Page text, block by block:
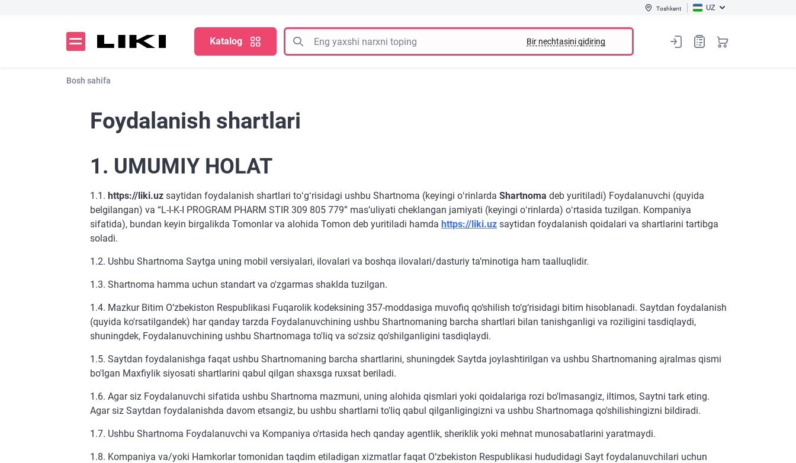
Toshkent UZ
Katalog Bir nechtasini qidiring
Bosh sahifa
Foydalanish shartlari
1. UMUMIY HOLAT
1.1. https://liki.uz saytidan foydalanish shartlari toʻgʻrisidagi ushbu Shartnoma (keyingi oʻrinlarda Shartnoma deb yuritiladi) Foydalanuvchi (quyida
belgilangan) va “L-I-K-I PROGRAM PHARM STIR 309 805 779” masʼuliyati cheklangan jamiyati (keyingi oʻrinlarda) oʻrtasida tuzilgan. Kompaniya
sifatida), bundan keyin birgalikda Tomonlar va alohida Tomon deb yuritiladi hamda https://liki.uz saytidan foydalanish qoidalari va shartlarini tartibga
soladi.
1.2. Ushbu Shartnoma Saytga uning mobil versiyalari, ilovalari va boshqa ilovalari/dasturiy taʼminotiga ham taalluqlidir.
1.3. Shartnoma hamma uchun standart va o'zgarmas shaklda tuzilgan.
1.4. Mazkur Bitim O‘zbekiston Respublikasi Fuqarolik kodeksining 357-moddasiga muvofiq qo‘shilish to‘g‘risidagi bitim hisoblanadi. Saytdan foydalanish
(quyida ko'rsatilgandek) har qanday tarzda Foydalanuvchining ushbu Shartnomaning barcha shartlari bilan tanishganligi va roziligini tasdiqlaydi,
shuningdek, Foydalanuvchining ushbu Shartnomaga to'liq va so'zsiz qo'shilganligini tasdiqlaydi.
1.5. Saytdan foydalanishga faqat ushbu Shartnomaning barcha shartlarini, shuningdek Saytda joylashtirilgan va ushbu Shartnomaning ajralmas qismi
bo'lgan Maxfiylik siyosati shartlarini qabul qilgan shaxsga ruxsat beriladi.
1.6. Agar siz Foydalanuvchi sifatida ushbu Shartnoma mazmuni, uning alohida qismlari yoki qoidalariga rozi bo'lmasangiz, iltimos, Saytni tark eting.
Agar siz Saytdan foydalanishda davom etsangiz, bu ushbu shartlarni to'liq qabul qilganligingizni va ushbu Shartnomaga qo'shilishingizni bildiradi.
1.7. Ushbu Shartnoma Foydalanuvchi va Kompaniya o'rtasida hech qanday agentlik, sheriklik yoki mehnat munosabatlarini yaratmaydi.
1.8. Kompaniya va/yoki Hamkorlar tomonidan taqdim etiladigan xizmatlar faqat O‘zbekiston Respublikasi hududidagi Sayt foydalanuvchilari uchun